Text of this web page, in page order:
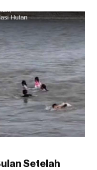
Setelah